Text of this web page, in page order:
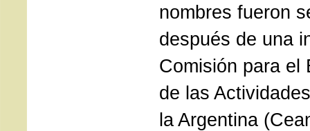
nombres fueron
después de una
Comisión para el
de las
la Argentina